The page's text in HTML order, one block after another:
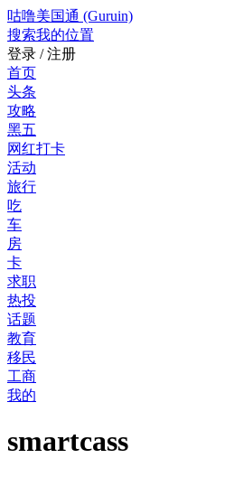
咕噜美国通 (Guruin)
搜索我的位置
登录 / 注册
首页
头条
攻略
黑五
网红打卡
活动
旅行
吃
车
房
卡
求职
热投
话题
教育
移民
工商
我的
smartcass